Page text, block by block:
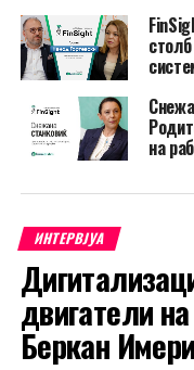
на
ИНТЕРВЈУА
двигатели
Беркан